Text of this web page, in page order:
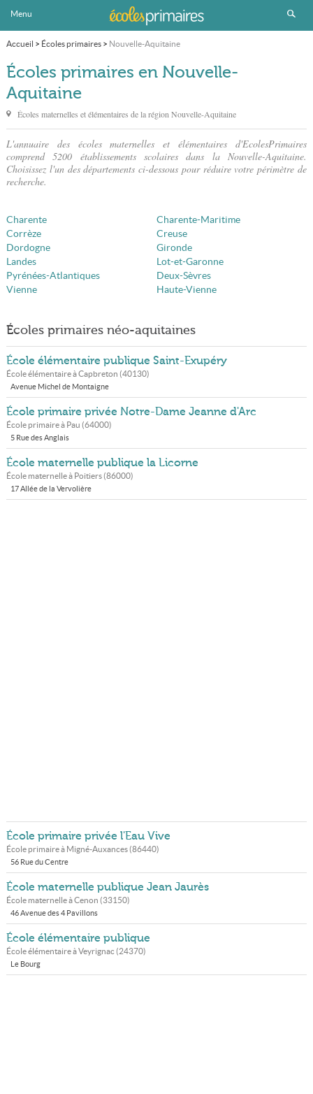
Menu
Accueil > Écoles primaires> Nouvelle-Aquitaine
Écoles primaires en Nouvelle-
Aquitaine
Écoles maternelles et élémentaires de la région Nouvelle-Aquitaine
L'annuaire des écoles maternelles et élémentaires d'EcolesPrimaires
comprend 5200 établissements scolaires dans la Nouvelle-Aquitaine.
Choisissez l'un des départements ci-dessous pour réduire votre périmètre de
recherche.
Charente
Charente-Maritime
Corrèze
Creuse
Dordogne
Gironde
Landes
Lot-et-Garonne
Pyrénées-Atlantiques
Deux-Sèvres
Vienne
Haute-Vienne
Écoles primaires néo-aquitaines
École élémentaire publique Saint-Exupéry
École élémentaire àCapbreton (40130)
Avenue Michel de Montaigne
École primaire privée Notre-Dame Jeanne d'Arc
École primaire à Pau (64000)
5 Rue des Anglais
École maternelle publique la Licorne
École maternelle à Poitiers(86000)
17 Allée de la Vervolière
École primaire privée l'Eau Vive
École primaire à Migné-Auxances(86440)
56 Rue du Centre
École maternelle publique Jean Jaurès
École maternelle àCenon (33150)
46 Avenue des 4 Pavillons
École élémentaire publique
École élémentaire àVeyrignac(24370)
Le Bourg